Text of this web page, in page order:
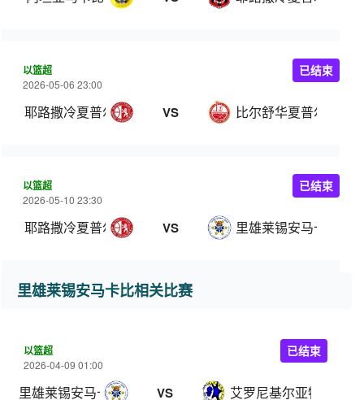
以篮超
2026-05-06 23:00
耶路撒冷夏普尔 VS 比尔舒华夏普尔
已结束
以篮超
2026-05-10 23:30
耶路撒冷夏普尔 VS 里雄莱锡安马卡比
已结束
里雄莱锡安马卡比相关比赛
以篮超
2026-04-09 01:00
里雄莱锡安马卡比 VS 艾罗尼基尔亚特阿塔
已结束